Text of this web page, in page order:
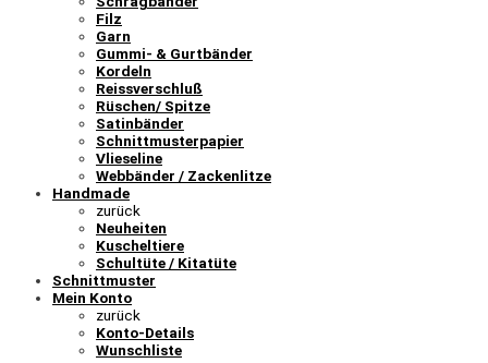
Filz
Garn
Gummi- & Gurtbänder
Kordeln
Reissverschluß
Rüschen/ Spitze
Satinbänder
Schnittmusterpapier
Vlieseline
Webbänder / Zackenlitze
Handmade
zurück
Neuheiten
Kuscheltiere
Schultüte / Kitatüte
Schnittmuster
Mein Konto
zurück
Konto-Details
Wunschliste